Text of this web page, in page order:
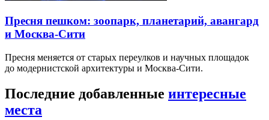
Пресня пешком: зоопарк, планетарий, авангард
и Москва-Сити
Пресня меняется от старых переулков и научных площадок
до модернистской архитектуры и Москва-Сити.
Последние добавленные интересные
места